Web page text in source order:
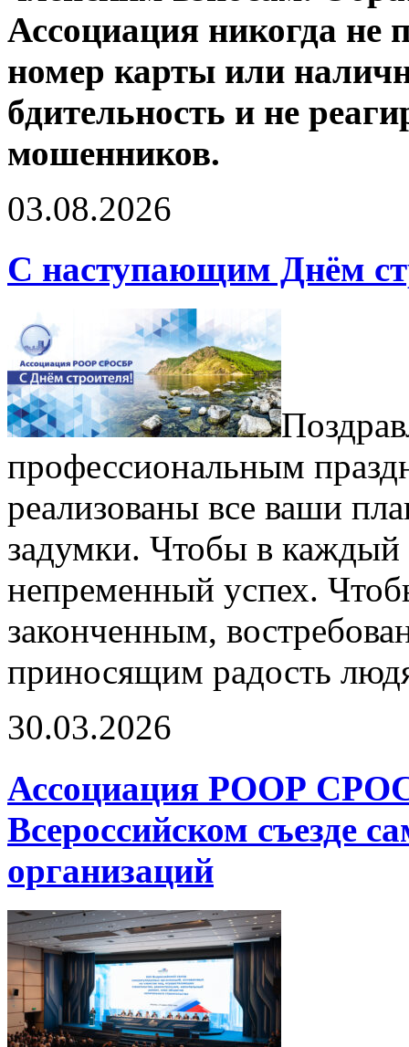
Ассоциация никогда не
номер карты или
бдительность и не
мошенников.
03.08.2026
С наступающим Днём
профессиональным
реализованы все ваши
задумки. Чтобы в
непременный успех.
законченным,
приносящим радость
30.03.2026
Ассоциация РООР
Всероссийском съезде
организаций